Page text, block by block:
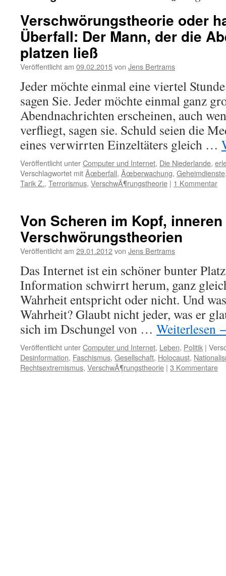
Verschwörungstheorie oder
Überfall: Der Mann, der die
platzen ließ
Veröffentlicht am 09.02.2015von Jens Bertrams
Jeder möchte einmal eine viertel
sagen Sie. Jeder möchte einmal ganz
Abendnachrichten erscheinen, auch
verfliegt, sagen sie. Schuld seien die
eines verwirrten Einzeltäters gleich …
Veröffentlicht unterComputer und Internet, Die Niederlande,
Verschlagwortet mitÃœberfall, Ãœberwachung, Geheimdienste
Tarik Z., Terrorismus, VerschwÃ¶rungstheorie | 1 Kommentar
Von Scheren im Kopf,
Verschwörungstheorien
Veröffentlicht am 29.01.2012von Jens Bertrams
Das Internet ist ein schöner bunter
Information schwirrt herum, ganz
Wahrheit entspricht oder nicht. Und
Wahrheit? Glaubt nicht jeder, was er
sich im Dschungel von … Weiterlesen
Veröffentlicht unterComputer und Internet, Leben, Politik |
Desinformation, Faschismus, Gesellschaft, Holocaust,
Rechtsextremismus, VerschwÃ¶rungstheorie | 3 Kommentare